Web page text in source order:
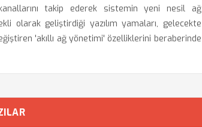
takip ederek sistemin yeni nesil ağ
olarak geliştirdiği yazılım yamaları, gelecekte
'akıllı ağ yönetimi' özelliklerini beraberinde